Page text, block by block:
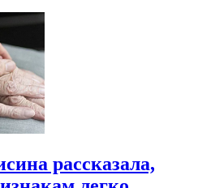
рассказала,